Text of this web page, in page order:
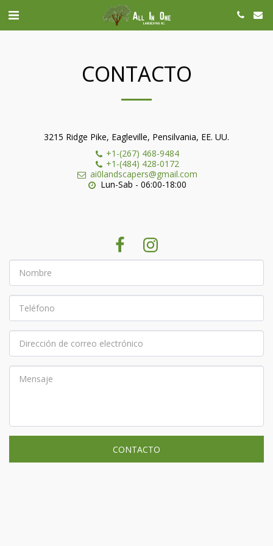
CONTACTO
3215 Ridge Pike, Eagleville, Pensilvania, EE. UU.
+1-(267) 468-9484
+1-(484) 428-0172
ai0landscapers@gmail.com
Lun-Sab - 06:00-18:00
CONTACTO